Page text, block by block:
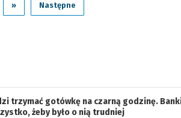
» Następne
trzymać gotówkę na czarną godzinę.
żeby było o nią trudniej